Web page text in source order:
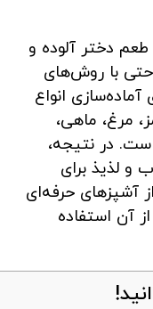
دختر آلوده و
با روش‌های
انواع
مرغ، ماهی،
در نتیجه،
و لذیذ برای
آشپزهای حرفه‌ای
آن استفاده